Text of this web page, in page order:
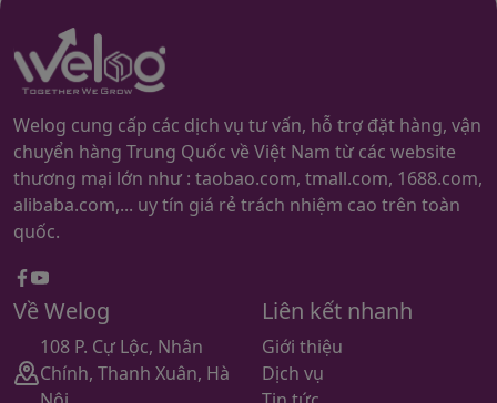
Hàng ký nhận kho TQ trước
(dương lịch) sẽ vận chuyển về VN trước Tết.
Đơn hàng ký nhận sau thời gian đó sẽ để ra tết
xuất kho về VN.
Mọi thắc mắc, Quý khách vui lòng liên hệ về Welog
qua Hotline: 1900.2525.50, Zalo CSKH, Website.
Kính chúc Quý Khách hàng, Quý đối tác
nghỉ lễ an vui bên người thân và gia đình!
Welog cung cấp các dịch vụ tư vấn, hỗ trợ đặt hàng, vận
chuyển hàng Trung Quốc về Việt Nam từ các website
thương mại lớn như : taobao.com, tmall.com, 1688.com,
alibaba.com,... uy tín giá rẻ trách nhiệm cao trên toàn
quốc.
Facebook
youtube
Về Welog
108 P. Cự Lộc, Nhân
Chính, Thanh Xuân, Hà
Liên kết nhanh
Giới thiệu
Dịch vụ